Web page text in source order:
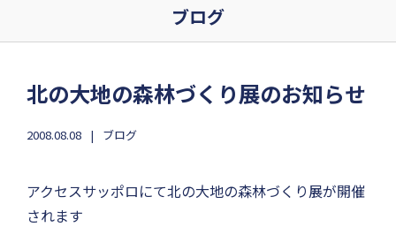
ブログ
北の大地の森林づくり展のお知らせ
2008.08.08 ブログ
アクセスサッポロにて北の大地の森林づくり展が開催
されます